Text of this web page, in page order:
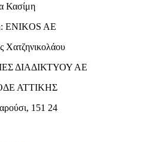
Κασίμη
ENIKOS AE
Χατζηνικολάου
ΔΙΑΔΙΚΤΥΟΥ ΑΕ
ΑΤΤΙΚΗΣ
151 24